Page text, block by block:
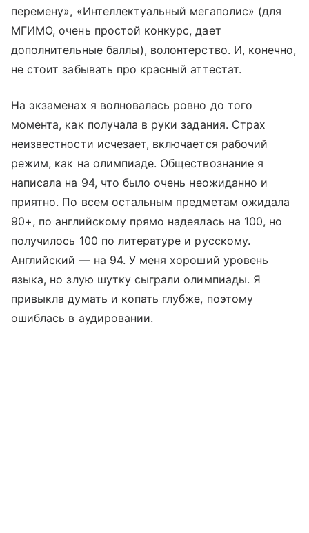
перемену», «Интеллектуальный мегаполис» (для
МГИМО, очень простой конкурс, дает
дополнительные баллы), волонтерство. И, конечно,
не стоит забывать про красный аттестат.
На экзаменах я волновалась ровно до того
момента, как получала в руки задания. Страх
неизвестности исчезает, включается рабочий
режим, как на олимпиаде. Обществознание я
написала на 94, что было очень неожиданно и
приятно. По всем остальным предметам ожидала
90+, по английскому прямо надеялась на 100, но
получилось 100 по литературе и русскому.
Английский — на 94. У меня хороший уровень
языка, но злую шутку сыграли олимпиады. Я
привыкла думать и копать глубже, поэтому
ошиблась в аудировании.